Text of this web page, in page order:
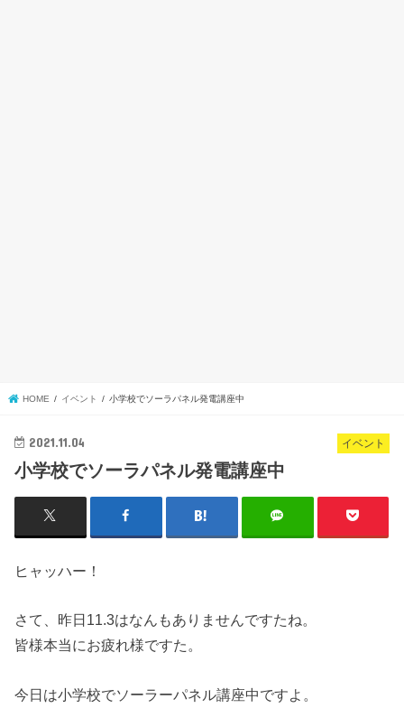
HOME イベント 小学校でソーラパネル発電講座中
イベント
2021.11.04
小学校でソーラパネル発電講座中
ヒャッハー！
さて、昨日11.3はなんもありませんですたね。
皆様本当にお疲れ様ですた。
今日は小学校でソーラーパネル講座中ですよ。